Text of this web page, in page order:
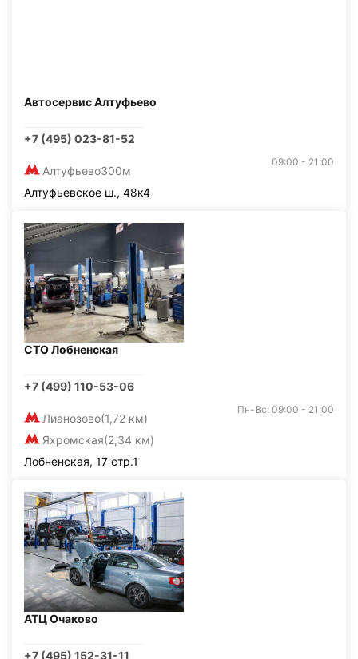
Автосервис Алтуфьево
+7 (495) 023-81-52
Алтуфьево300м
09:00 - 21:00
Алтуфьевское ш., 48к4
СТО Лобненская
+7 (499) 110-53-06
Лианозово(1,72 км)
Яхромская(2,34 км)
Пн-Вс: 09:00 - 21:00
Лобненская, 17 стр.1
АТЦ Очаково
+7 (495) 152-31-11